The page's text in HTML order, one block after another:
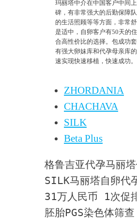
玛丽塔中介在中国客户中间
碑，有非常强大的后勤保障
的生活照顾等等方面，非常
是适中，自卵客户有50天的
合高性价比的选择。包成功
有强大卵妹库和代孕母亲库
速实现快速移植，快速成功。
ZHORDANIA
CHACHAVA
SILK
Beta Plus
格鲁吉亚代孕马丽
SILK马丽塔自卵代
31万人民币 1次
胚胎PGS染色体筛查